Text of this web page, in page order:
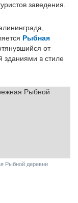
заведения.
Рыбная
от
зданиями в стиле
Рыбной деревни